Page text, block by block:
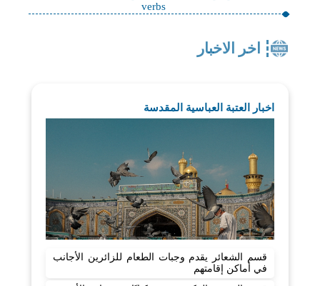
verbs
اخر الاخبار
اخبار العتبة العباسية المقدسة
قسم الشعائر يقدم وجبات الطعام للزائرين الأجانب
في أماكن إقامتهم